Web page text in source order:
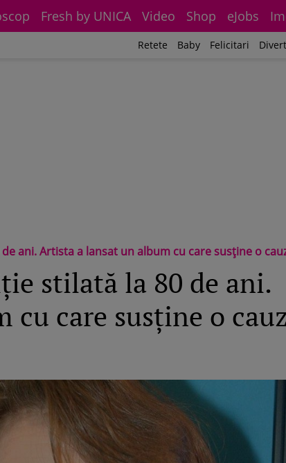
Fresh by UNICA Video Shop eJobs
Retete Baby Felicitari
ani. Artista a lansat un album cu care susține o
stilată la 80 de ani.
care susține o